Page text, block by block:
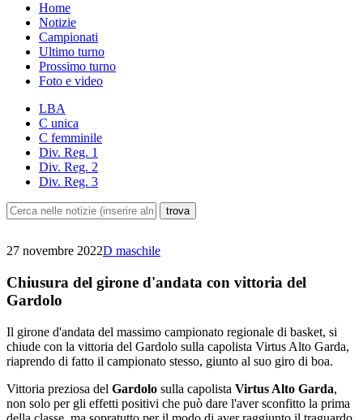
Home
Notizie
Campionati
Ultimo turno
Prossimo turno
Foto e video
LBA
C unica
C femminile
Div. Reg. 1
Div. Reg. 2
Div. Reg. 3
27 novembre 2022D maschile
Chiusura del girone d'andata con vittoria del
Gardolo
Il girone d'andata del massimo campionato regionale di basket, si
chiude con la vittoria del Gardolo sulla capolista Virtus Alto Garda,
riaprendo di fatto il campionato stesso, giunto al suo giro di boa.
Vittoria preziosa del Gardolo sulla capolista Virtus Alto Garda,
non solo per gli effetti positivi che può dare l'aver sconfitto la prima